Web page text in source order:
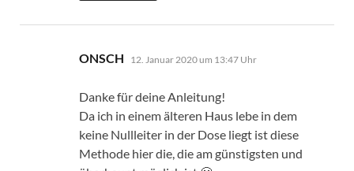
ONSCH sagt:
12. Januar 2020 um 13:47 Uhr
Danke für deine Anleitung!
Da ich in einem älteren Haus lebe in dem
keine Nullleiter in der Dose liegt ist diese
Methode hier die, die am günstigsten und